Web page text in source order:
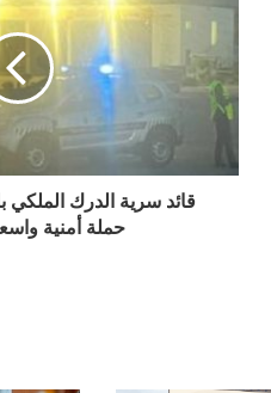
السباعي
قائد سرية الدرك
حملة أمنية